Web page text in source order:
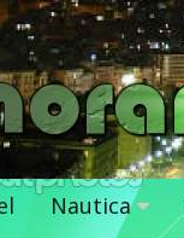
Nautica